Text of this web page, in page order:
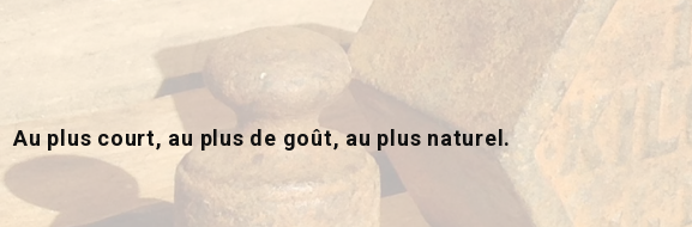
Au plus court, au plus de goût, au plus naturel.